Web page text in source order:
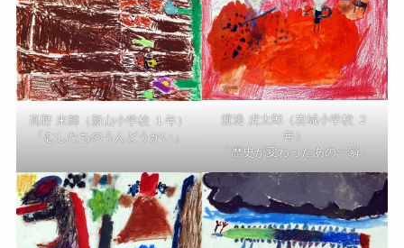
髙野 来輝（新山小学校 １年）
「むしたちのうんどうかい」
渡邊 虎太郎（岩城小学校 ２
年）
「歴史が変わったあの一瞬」